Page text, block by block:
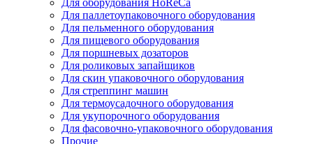
Для оборудования HoReCa
Для паллетоупаковочного оборудования
Для пельменного оборудования
Для пищевого оборудования
Для поршневых дозаторов
Для роликовых запайщиков
Для скин упаковочного оборудования
Для стреппинг машин
Для термоусадочного оборудования
Для укупорочного оборудования
Для фасовочно-упаковочного оборудования
Прочие